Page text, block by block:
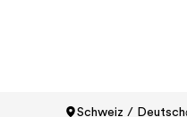
Schweiz / Deutsch